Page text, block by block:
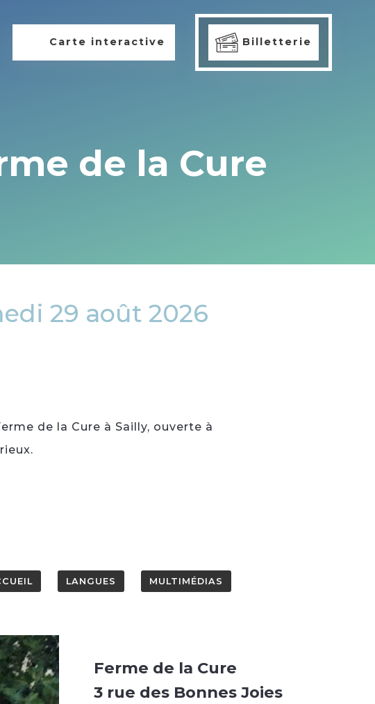
Carte interactive Billetterie
de la Cure
29 août 2026
de la Cure à Sailly, ouverte à
LANGUES MULTIMÉDIAS
Ferme de la Cure
3 rue des Bonnes Joies